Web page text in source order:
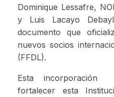
Dominique Lessafre,
y Luis Lacayo
documento que
nuevos socios
(FFDL).
Esta incorporación
fortalecer esta